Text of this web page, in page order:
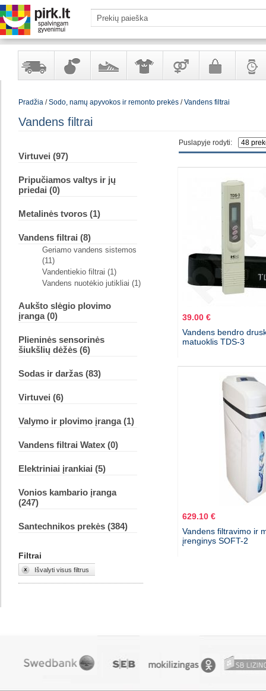
Yra
Kvepalai
kosmetika
Avalynė AprangaPrekės
Galanterija
Pradžia/Sodo, namų apyvokos ir remonto prekės/Vandens filtrai
Vandens filtrai
Puslapyje rodyti:
Virtuvei (97)
Pripučiamos valtys ir jų
priedai (0)
Metalinės tvoros (1)
Vandens filtrai (8)
Geriamo vandens sistemos
(11)
Vandentiekio filtrai (1)
Vandens nuotėkio jutikliai (1)
Aukšto slėgio plovimo
įranga (0)
Plieninės sensorinės
šiukšlių dėžės (6)
Sodas ir daržas (83)
Virtuvei (6)
Valymo ir plovimo įranga (1)
Vandens filtrai Watex (0)
Elektriniai įrankiai (5)
Vonios kambario įranga
(247)
Santechnikos prekės (384)
Filtrai
Išvalyti visus filtrus
39.00 €
Vandens bendro
matuoklis TDS-3
629.10 €
Vandens filtravimo ir
įrenginys SOFT-2